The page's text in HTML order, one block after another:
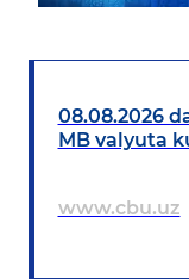
08.08.2026
MB valyuta
www.cbu.uz